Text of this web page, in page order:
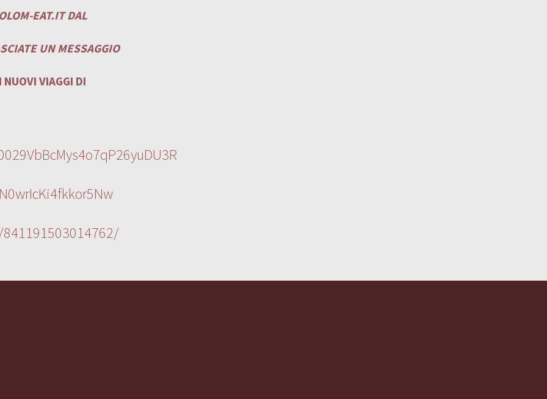
EAT.ITDAL
UN MESSAGGIO
NUOVI VIAGGI DI